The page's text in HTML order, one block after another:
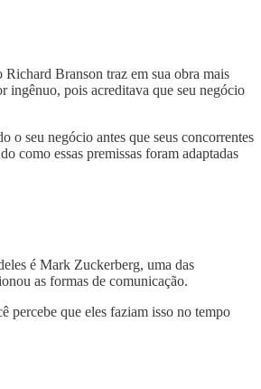
Branson traz em sua obra mais
ingênuo, pois acreditava que seu negócio
o seu negócio antes que seus concorrentes
como essas premissas foram adaptadas
é Mark Zuckerberg, uma das
as formas de comunicação.
percebe que eles faziam isso no tempo